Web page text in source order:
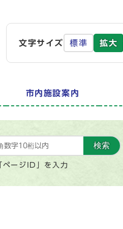
文字サイズ 標準 拡大
市内施設案内
ページID」を入力
検索